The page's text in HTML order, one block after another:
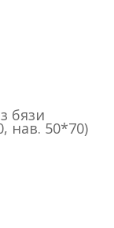
бязи
нав. 50*70)